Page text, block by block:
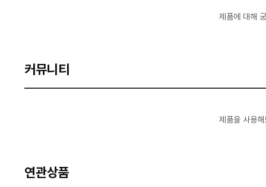
제품에 대해
커뮤니티
제품을 사용
연관상품